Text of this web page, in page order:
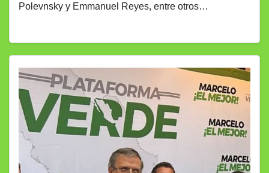
Polevnsky y Emmanuel Reyes, entre otros…